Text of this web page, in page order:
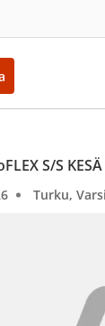
S/S
Turku,